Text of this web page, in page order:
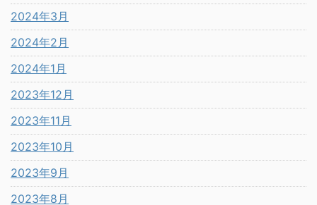
2024年3月
2024年2月
2024年1月
2023年12月
2023年11月
2023年10月
2023年9月
2023年8月